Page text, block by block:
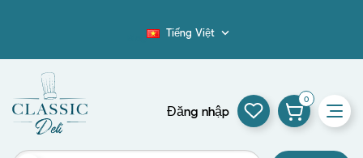
Tiếng Việt 
Đăng nhập
0